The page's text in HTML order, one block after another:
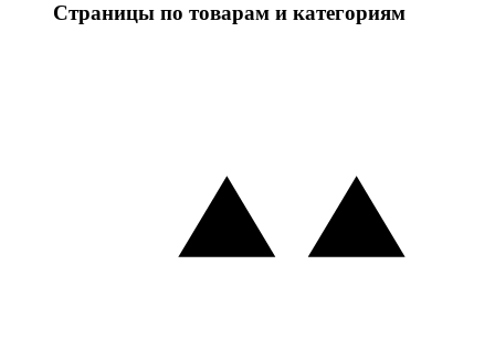
Страницы по товарам и категориям